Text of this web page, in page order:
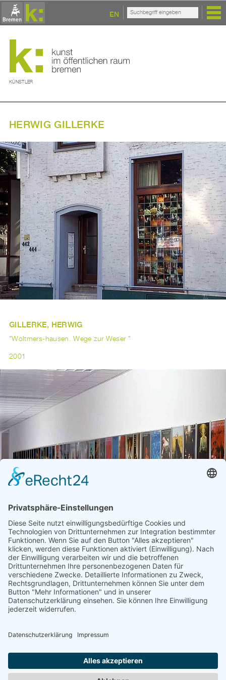
EN
KÜNSTLER
HERWIG GILLERKE
GILLERKE, HERWIG
"Woltmers-hausen. Wege zur Weser "
2001
GILLERKE, HERWIG